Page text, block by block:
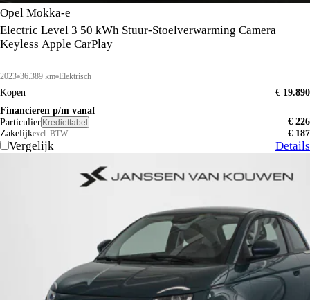
Opel Mokka-e
Electric Level 3 50 kWh Stuur-Stoelverwarming Camera
Keyless Apple CarPlay
2023 36.389 km Elektrisch
Kopen
€ 19.890
Financieren p/m vanaf
Particulier Krediettabel
€ 226
Zakelijkexcl. BTW € 187
Vergelijk Details